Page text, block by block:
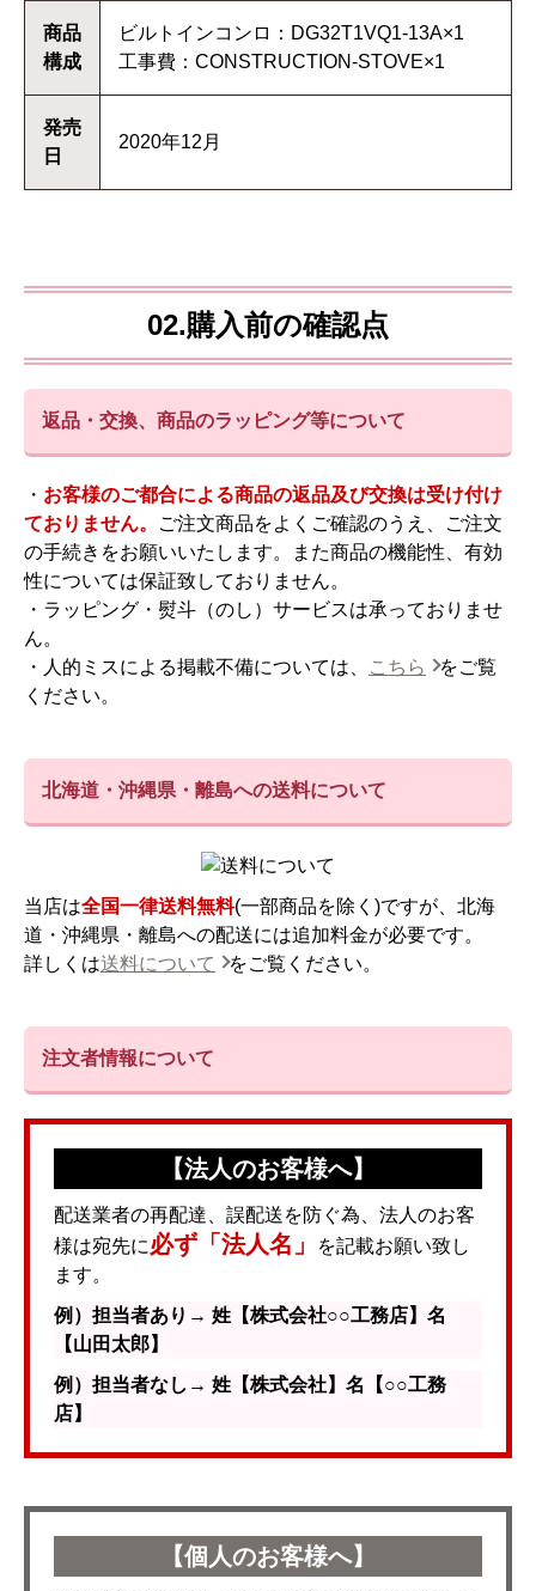
商品
構成
ビルトインコンロ：DG32T1VQ1-13A×1
工事費：CONSTRUCTION-STOVE×1
発売
日
2020年12月
02.購入前の確認点
返品・交換、商品のラッピング等について
・ お客様のご都合による商品の返品及び交換は受け付け
ておりません。
ご注文商品をよくご確認のうえ、ご注文
の手続きをお願いいたします。また商品の機能性、有効
性については保証致しておりません。
・ラッピング・熨斗（のし）サービスは承っておりませ
ん。
・人的ミスによる掲載不備については、
こちら
をご覧
ください。
北海道・沖縄県・離島への送料について
当店は全国一律送料無料(一部商品を除く)ですが、北海
道・沖縄県・離島への配送には追加料金が必要です。
詳しくは送料について をご覧ください。
注文者情報について
【法人のお客様へ】
配送業者の再配達、誤配送を防ぐ為、法人のお客
様は宛先に必ず「法人名」
を記載お願い致し
ます。
例）担当者あり→ 姓【株式会社○○工務店】名
【山田太郎】
例）担当者なし→ 姓【株式会社】名【○○工務
店】
【個人のお客様へ】